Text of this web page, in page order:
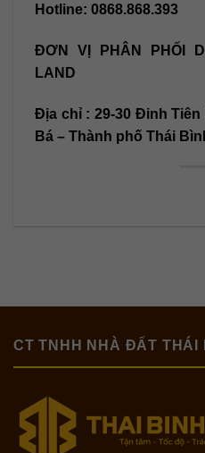
Hotline: 0868.868.393
ĐƠN VỊ PHÂN PHỐI
LAND
Địa chỉ : 29-30 Đinh
Bá – Thành phố Thái
CT TNHH NHÀ ĐẤT THÁI